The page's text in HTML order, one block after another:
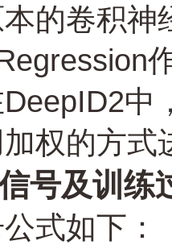
的卷积神
中
权的方式
号及训练
式如下：